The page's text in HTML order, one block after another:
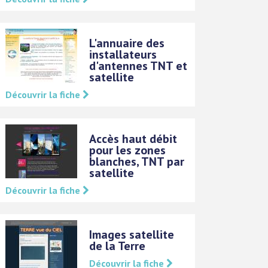
L'annuaire des
installateurs
d'antennes TNT et
satellite
Découvrir la fiche
Accès haut débit
pour les zones
blanches, TNT par
satellite
Découvrir la fiche
Images satellite
de la Terre
Découvrir la fiche